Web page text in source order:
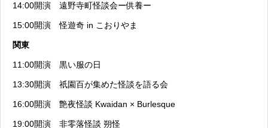
14:00開演 遠野寺町怪談会ー供養ー
15:00開演怪遊奇 in こおりやま
関東
11:00開演 黒い服の日
13:30開演 祇園百が集めた怪談を語る会
16:00開演 艶夜怪談 Kwaidan × Burlesque
19:00開演 非零落怪談 朔怪